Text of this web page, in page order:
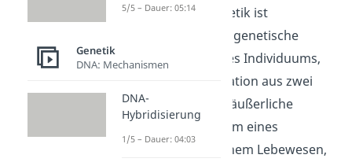
klassischen Genetik ist
die genetische
Ausstattung eines Individuums,
also die Kombination aus zwei
Erbanlagen. Die äußerliche
Erscheinungsform eines
Merkmals bei einem Lebewesen,
5/5 – Dauer: 05:14
Genetik
DNA: Mechanismen
DNA-
Hybridisierung
1/5 – Dauer: 04:03